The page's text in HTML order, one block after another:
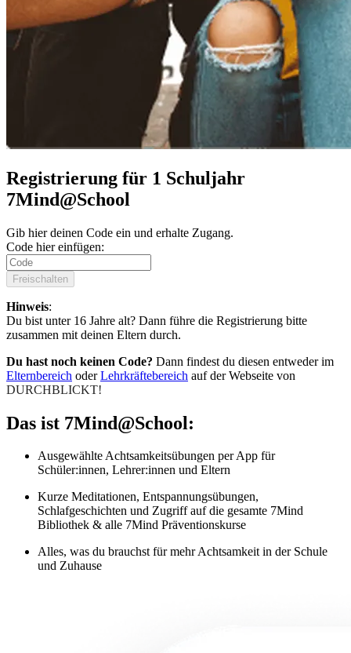
Registrierung für 1 Schuljahr
7Mind@School
Gib hier deinen Code ein und erhalte Zugang.
Code hier einfügen:
Freischalten
Hinweis:
Du bist unter 16 Jahre alt? Dann führe die Registrierung bitte
zusammen mit deinen Eltern durch.
Du hast noch keinen Code? Dann findest du diesen entweder im
Elternbereich oderLehrkräftebereich auf der Webseite von
DURCHBLICKT!
Das ist 7Mind@School:
Ausgewählte Achtsamkeitsübungen per App für
Schüler:innen, Lehrer:innen und Eltern
Kurze Meditationen, Entspannungsübungen,
Schlafgeschichten und Zugriff auf die gesamte 7Mind
Bibliothek & alle 7Mind Präventionskurse
Alles, was du brauchst für mehr Achtsamkeit in der Schule
und Zuhause